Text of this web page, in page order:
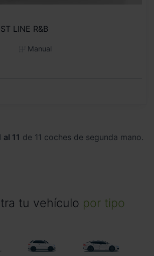
LINE R&B
Manual
al 11 de 11 coches de segunda mano.
tu vehículo por tipo